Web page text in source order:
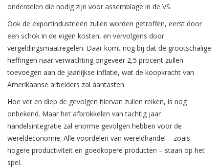
onderdelen die nodig zijn voor assemblage in de VS.
Ook de exportindustrieën zullen worden getroffen, eerst door
een schok in de eigen kosten, en vervolgens door
vergeldingsmaatregelen. Daar komt nog bij dat de grootschalige
heffingen naar verwachting ongeveer 2,5 procent zullen
toevoegen aan de jaarlijkse inflatie, wat de koopkracht van
Amerikaanse arbeiders zal aantasten.
Hoe ver en diep de gevolgen hiervan zullen reiken, is nog
onbekend. Maar het afbrokkelen van tachtig jaar
handelsintegratie zal enorme gevolgen hebben voor de
wereldeconomie. Alle voordelen van wereldhandel – zoals
hogere productiviteit en goedkopere producten – staan op het
spel.